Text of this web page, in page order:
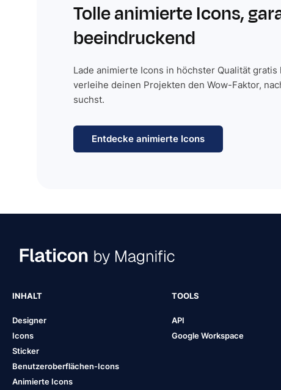
Tolle animierte Icons,
beeindruckend
Lade animierte Icons in höchster Qualität
verleihe deinen Projekten den Wow-Faktor,
suchst.
Entdecke animierte Icons
INHALT
Designer
Icons
Sticker
Benutzeroberflächen-Icons
Animierte Icons
TOOLS
API
Google Workspace